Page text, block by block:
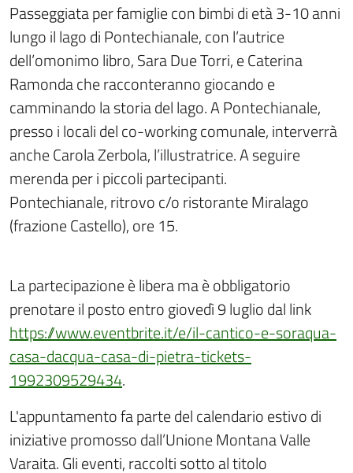
Passeggiata per famiglie con bimbi di età 3-10 anni
lungo il lago di Pontechianale, con l’autrice
dell’omonimo libro, Sara Due Torri, e Caterina
Ramonda che racconteranno giocando e
camminando la storia del lago. A Pontechianale,
presso i locali del co-working comunale, interverrà
anche Carola Zerbola, l’illustratrice. A seguire
merenda per i piccoli partecipanti.
Pontechianale, ritrovo c/o ristorante Miralago
(frazione Castello), ore 15.
La partecipazione è libera ma è obbligatorio
prenotare il posto entro giovedì 9 luglio dal link
https://www.eventbrite.it/e/il-cantico-e-soraqua-
casa-dacqua-casa-di-pietra-tickets-
1992309529434.
L'appuntamento fa parte del calendario estivo di
iniziative promosso dall’Unione Montana Valle
Varaita. Gli eventi, raccolti sotto al titolo